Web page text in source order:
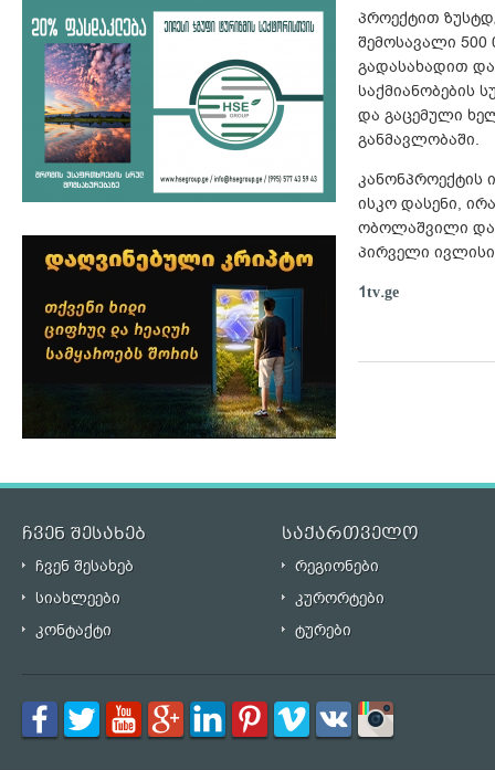
პროექტით
შემოსავალი
გადასახადით
საქმიანობების
და გაცემული
განმავლობაში.
კანონპროექტის
ისკო დასენი,
ობოლაშვილი და
პირველი
1tv.ge
ჩვენ შესახებ საქართველო
ჩვენ შესახებ
რეგიონები
სიახლეები
კურორტები
კონტაქტი
ტურები